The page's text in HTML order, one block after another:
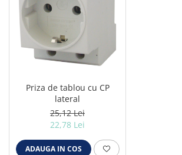
Priza de tablou cu CP
lateral
25,12 Lei
22,78 Lei
ADAUGA IN COS